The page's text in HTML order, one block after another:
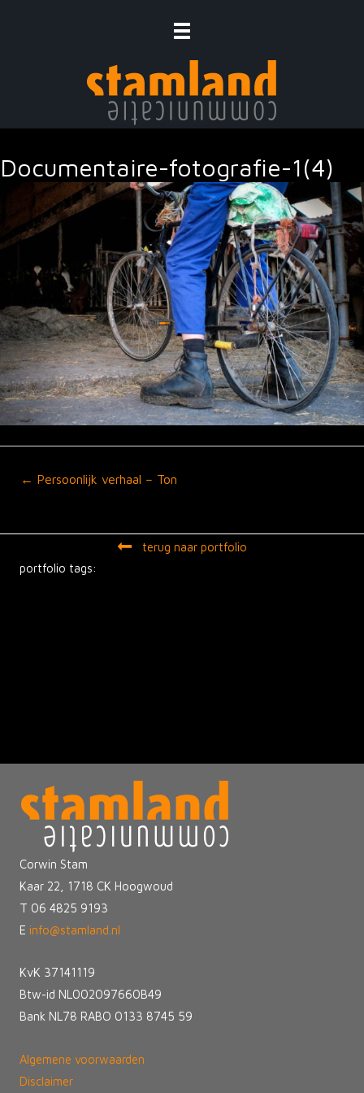
Documentaire-fotografie-1(4)
← Persoonlijk verhaal – Ton
terug naar portfolio
portfolio tags:
Corwin Stam
Kaar 22, 1718 CK Hoogwoud
T 06 4825 9193
E info@stamland.nl
KvK 37141119
Btw-id NL002097660B49
Bank NL78 RABO 0133 8745 59
Algemene voorwaarden
Disclaimer